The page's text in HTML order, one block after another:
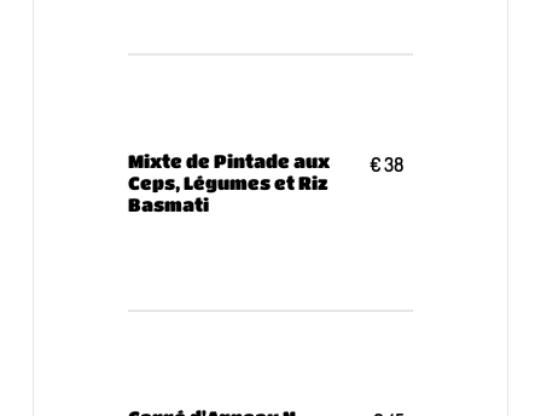
Mixte de Pintade aux
Ceps, Légumes et Riz
Basmati
€ 38